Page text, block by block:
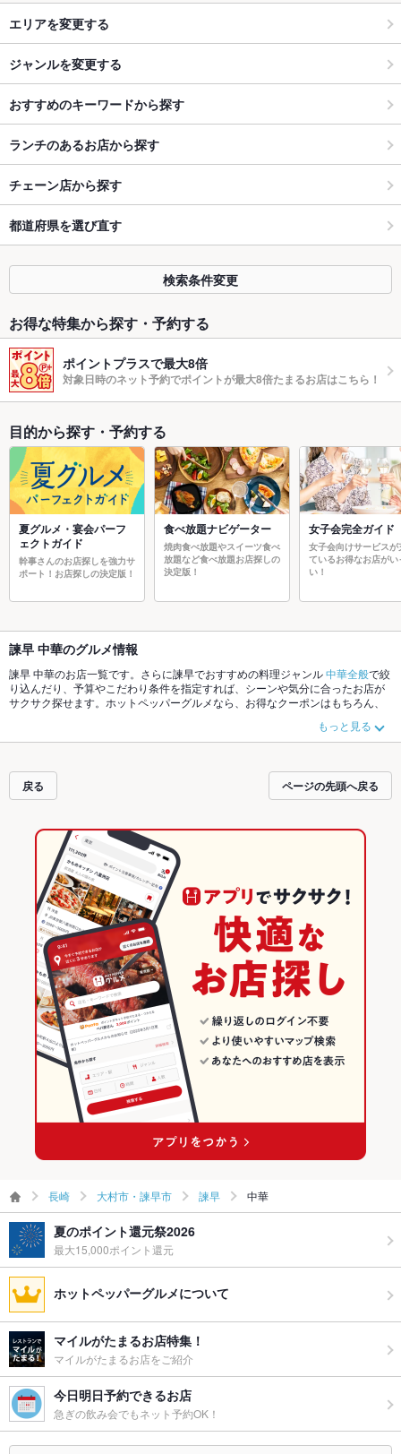
エリアを変更する
ジャンルを変更する
おすすめのキーワードから探す
ランチのあるお店から探す
チェーン店から探す
都道府県を選び直す
検索条件変更
お得な特集から探す・予約する
ポイントプラスで最大8倍
対象日時のネット予約でポイントが最大8倍たまるお店はこちら！
目的から探す・予約する
夏グルメ・宴会パーフ
ェクトガイド
幹事さんのお店探しを強力サ
ポート！お店探しの決定版！
食べ放題ナビゲーター
焼肉食べ放題やスイーツ食べ
放題など食べ放題お店探しの
決定版！
女子会完全ガイド
女子会向けサービスが
ているお得なお店がい
い！
諫早 中華のグルメ情報
諫早 中華のお店一覧です。さらに諫早でおすすめの料理ジャンル中華全般で絞
り込んだり、予算やこだわり条件を指定すれば、シーンや気分に合ったお店が
サクサク探せます。ホットペッパーグルメなら、お得なクーポンはもちろん、
しているので安心！24時間使える簡単便利なネット予約が使えるお店も拡大中
です。友達どうしの飲み会にも、会社の宴会にも、デートやパーティーにもお
もっと見る
戻る ページの先頭へ戻る
長崎 大村市・諫早市 諫早 中華
夏のポイント還元祭2026
最大15,000ポイント還元
ホットペッパーグルメについて
マイルがたまるお店特集！
マイルがたまるお店をご紹介
今日明日予約できるお店
急ぎの飲み会でもネット予約OK！